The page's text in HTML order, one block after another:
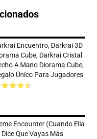
Encuentro, Darkrai 3D
Cube, Darkrai Cristal
A Mano Diorama Cube,
Único Para Jugadores
Encounter (Cuando Ella
Dice Que Vayas Más